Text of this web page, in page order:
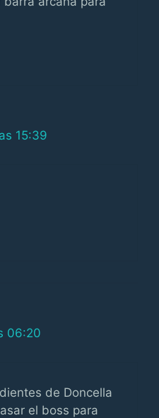
15:39
06:20
de Doncella
el boss para